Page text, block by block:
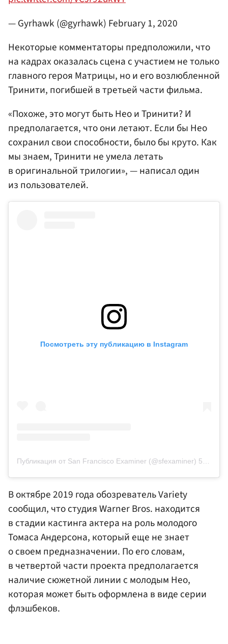
— Gyrhawk (@gyrhawk) February 1, 2020
Некоторые комментаторы предположили, что
на кадрах оказалась сцена с участием не только
главного героя Матрицы, но и его возлюбленной
Тринити, погибшей в третьей части фильма.
«Похоже, это могут быть Нео и Тринити? И
предполагается, что они летают. Если бы Нео
сохранил свои способности, было бы круто. Как
мы знаем, Тринити не умела летать
в оригинальной трилогии», — написал один
из пользователей.
Посмотреть эту публикацию в Instagram
Публикация от San Francisco Examiner (@sfexaminer) 5 Фев 2020 в 3:13 PST
В октябре 2019 года обозреватель Variety
сообщил, что студия Warner Bros. находится
в стадии кастинга актера на роль молодого
Томаса Андерсона, который еще не знает
о своем предназначении. По его словам,
в четвертой части проекта предполагается
наличие сюжетной линии с молодым Нео,
которая может быть оформлена в виде серии
флэшбеков.